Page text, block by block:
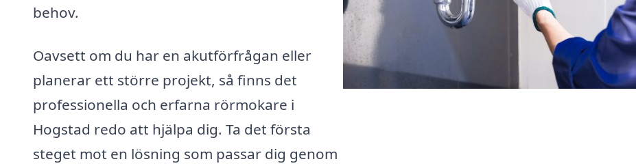
behov.
Oavsett om du har en akutförfrågan eller
planerar ett större projekt, så finns det
professionella och erfarna rörmokare i
Hogstad redo att hjälpa dig. Ta det första
steget mot en lösning som passar dig genom